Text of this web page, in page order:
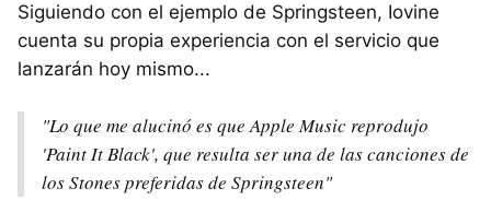
Siguiendo con el ejemplo de Springsteen, Iovine
cuenta su propia experiencia con el servicio que
lanzarán hoy mismo...
"Lo que me alucinó es que Apple Music reprodujo
'Paint It Black', que resulta ser una de las canciones de
los Stones preferidas de Springsteen"